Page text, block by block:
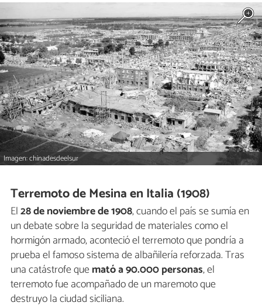
Imagen: chinadesdeelsur
Terremoto de Mesina en Italia (1908)
El28 de noviembre de 1908, cuando el país se sumía en
un debate sobre la seguridad de materiales como el
hormigón armado, aconteció el terremoto que pondría a
prueba el famoso sistema de albañilería reforzada. Tras
una catástrofe quemató a 90.000 personas, el
terremoto fue acompañado de un maremoto que
destruyo la ciudad siciliana.